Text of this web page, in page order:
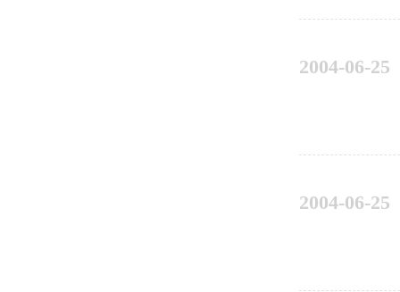
2004-06-25
2004-06-25